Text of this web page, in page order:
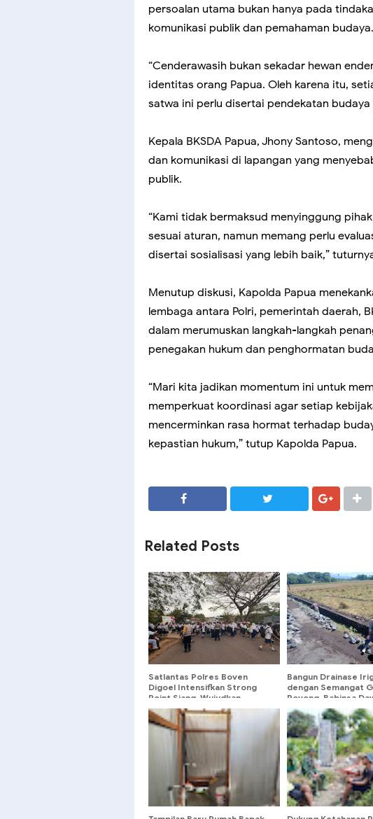
persoalan utama bukan hanya pada
komunikasi publik dan pemahaman budaya.
“Cenderawasih bukan sekadar hewan
identitas orang Papua. Oleh karena itu,
satwa ini perlu disertai pendekatan
Kepala BKSDA Papua, Jhony Santoso,
dan komunikasi di lapangan yang
publik.
“Kami tidak bermaksud menyinggung
sesuai aturan, namun memang perlu
disertai sosialisasi yang lebih baik,”
Menutup diskusi, Kapolda Papua
lembaga antara Polri, pemerintah daerah,
dalam merumuskan langkah-langkah
penegakan hukum dan penghormatan
“Mari kita jadikan momentum ini untuk
memperkuat koordinasi agar setiap
mencerminkan rasa hormat terhadap
kepastian hukum,” tutup Kapolda Papua.
Related Posts
Satlantas Polres Boven
Digoel Intensifkan Strong
Point Siang, Wujudkan
Keamanan Pelajar saat Jam
Pulang Sekolah
Bangun Drainase
dengan Semangat
Royong, Babinsa
Wetan Perkuat
Pangan